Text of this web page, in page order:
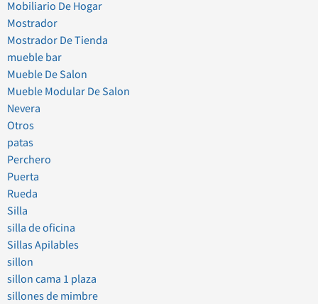
Mobiliario De Hogar
Mostrador
Mostrador De Tienda
mueble bar
Mueble De Salon
Mueble Modular De Salon
Nevera
Otros
patas
Perchero
Puerta
Rueda
Silla
silla de oficina
Sillas Apilables
sillon
sillon cama 1 plaza
sillones de mimbre